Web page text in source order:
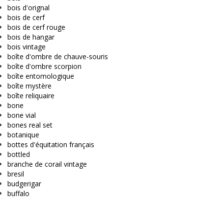
bois d'orignal
bois de cerf
bois de cerf rouge
bois de hangar
bois vintage
boîte d'ombre de chauve-souris
boîte d'ombre scorpion
boîte entomologique
boîte mystère
boîte reliquaire
bone
bone vial
bones real set
botanique
bottes d'équitation français
bottled
branche de corail vintage
bresil
budgerigar
buffalo